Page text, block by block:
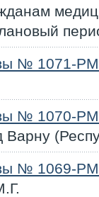
№ 1071-РМ
№ 1070-РМ
№ 1069-РМ